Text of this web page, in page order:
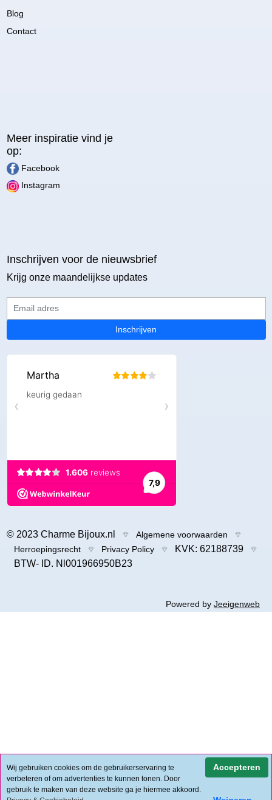
Blog
Contact
Meer inspiratie vind je
op:
Facebook
Instagram
Inschrijven voor de nieuwsbrief
Krijg onze maandelijkse updates
Inschrijven
© 2023 Charme Bijoux.nl
Algemene voorwaarden
Herroepingsrecht
Privacy Policy
KVK: 62188739
BTW- ID. Nl001966950B23
Powered by Jeeigenweb
Wij gebruiken cookies om de gebruikerservaring te
verbeteren of om advertenties te kunnen tonen. Door
gebruik te maken van deze website ga je hiermee akkoord.
Accepteren